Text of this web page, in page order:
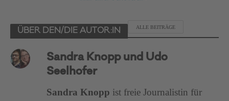
ÜBER DEN/DIE AUTOR:IN
ALLE BEITRÄGE
Sandra Knopp und Udo
Seelhofer
Sandra Knopp ist freie Journalistin für